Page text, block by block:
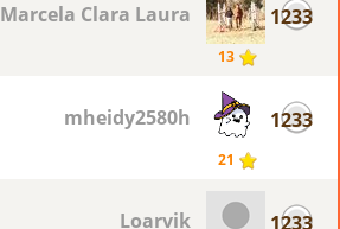
1233
13
Marcela Clara Laura
1233
21
mheidy2580h
1233
Loarvik